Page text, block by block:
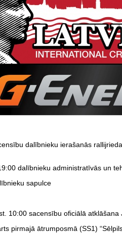
dalībnieku ierašanās
dalībnieku administratīvās un
sapulce
10:00 sacensību oficiālā atklāšana
pirmajā ātrumposmā (SS1)